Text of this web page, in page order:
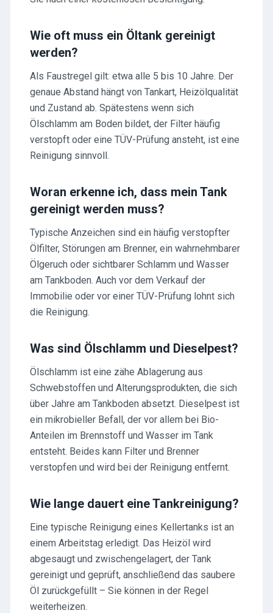
Wie oft muss ein Öltank gereinigt
werden?
Als Faustregel gilt: etwa alle 5 bis 10 Jahre. Der
genaue Abstand hängt von Tankart, Heizölqualität
und Zustand ab. Spätestens wenn sich
Ölschlamm am Boden bildet, der Filter häufig
verstopft oder eine TÜV-Prüfung ansteht, ist eine
Reinigung sinnvoll.
Woran erkenne ich, dass mein Tank
gereinigt werden muss?
Typische Anzeichen sind ein häufig verstopfter
Ölfilter, Störungen am Brenner, ein wahrnehmbarer
Ölgeruch oder sichtbarer Schlamm und Wasser
am Tankboden. Auch vor dem Verkauf der
Immobilie oder vor einer TÜV-Prüfung lohnt sich
die Reinigung.
Was sind Ölschlamm und Dieselpest?
Ölschlamm ist eine zähe Ablagerung aus
Schwebstoffen und Alterungsprodukten, die sich
über Jahre am Tankboden absetzt. Dieselpest ist
ein mikrobieller Befall, der vor allem bei Bio-
Anteilen im Brennstoff und Wasser im Tank
entsteht. Beides kann Filter und Brenner
verstopfen und wird bei der Reinigung entfernt.
Wie lange dauert eine Tankreinigung?
Eine typische Reinigung eines Kellertanks ist an
einem Arbeitstag erledigt. Das Heizöl wird
abgesaugt und zwischengelagert, der Tank
gereinigt und geprüft, anschließend das saubere
Öl zurückgefüllt – Sie können in der Regel
weiterheizen.